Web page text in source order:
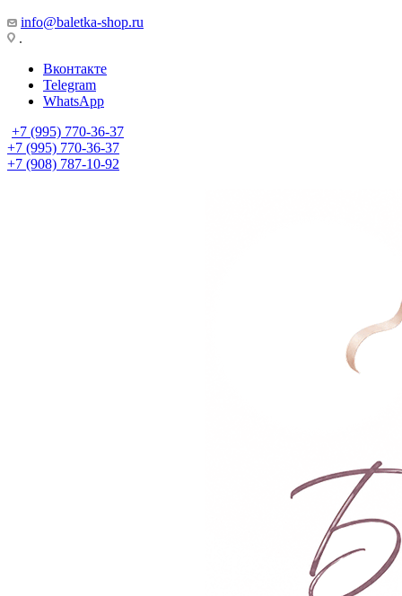
info@baletka-shop.ru
.
Вконтакте
Telegram
WhatsApp
+7 (995) 770-36-37
+7 (995) 770-36-37
+7 (908) 787-10-92